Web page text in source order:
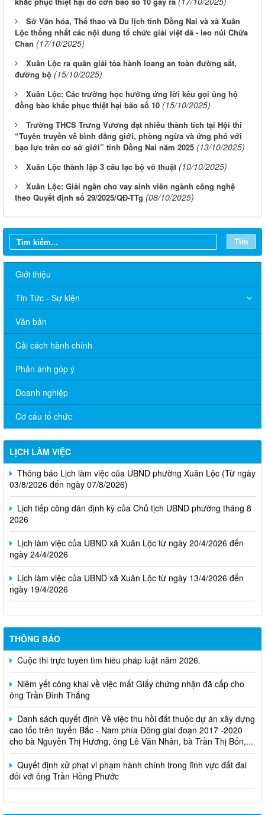
Sở Văn hóa, Thể thao và Du lịch tỉnh Đồng Nai và xã Xuân
Lộc thống nhất các nội dung tổ chức giải việt dã - leo núi Chứa
Chan (17/10/2025)
Xuân Lộc ra quân giải tỏa hành loang an toàn đường sắt,
đường bộ (15/10/2025)
Xuân Lộc: Các trường học hưởng ứng lời kêu gọi ủng hộ
đồng bào khắc phục thiệt hại bão số 10 (15/10/2025)
Trường THCS Trưng Vương đạt nhiều thành tích tại Hội thi
“Tuyên truyền về bình đẳng giới, phòng ngừa và ứng phó với
bạo lực trên cơ sở giới” tỉnh Đồng Nai năm 2025 (13/10/2025)
Xuân Lộc thành lập 3 câu lạc bộ võ thuật (10/10/2025)
Xuân Lộc: Giải ngân cho vay sinh viên ngành công nghệ
theo Quyết định số 29/2025/QĐ-TTg (08/10/2025)
Tìm
Giới thiệu
Tin Tức - Sự kiện
Văn bản
Cải cách hành chính
Phản ánh góp ý
Doanh nghiệp
Cơ cấu tổ chức
LỊCH LÀM VIỆC
Thông báo Lịch làm việc của UBND phường Xuân Lộc (Từ ngày
03/8/2026 đến ngày 07/8/2026)
Lịch tiếp công dân định kỳ của Chủ tịch UBND phường tháng 8
2026
Lịch làm việc của UBND xã Xuân Lộc từ ngày 20/4/2026 đến
ngày 24/4/2026
Lịch làm việc của UBND xã Xuân Lộc từ ngày 13/4/2026 đến
ngày 19/4/2026
THÔNG BÁO
Cuộc thi trực tuyến tìm hiểu pháp luật năm 2026.
Niêm yết công khai về việc mất Giấy chứng nhận đã cấp cho
ông Trần Đình Thắng
Danh sách quyết định Về việc thu hồi đất thuộc dự án xây dựng
cao tốc trên tuyến Bắc - Nam phía Đông giai đoạn 2017 -2020
cho bà Nguyễn Thị Hương, ông Lê Văn Nhân, bà Trần Thị Bốn,...
Quyết định xử phạt vi phạm hành chính trong lĩnh vực đất đai
đối với ông Trần Hồng Phước